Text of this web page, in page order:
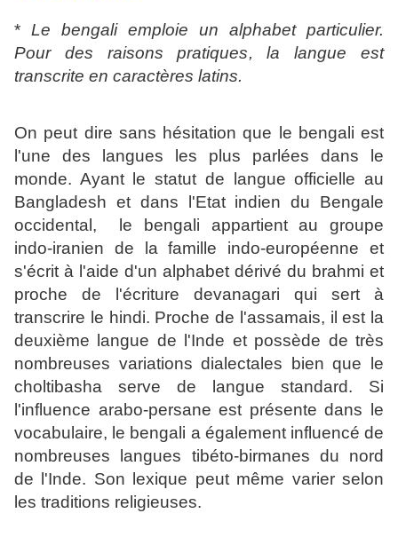
* Le bengali emploie un alphabet particulier.
Pour des raisons pratiques, la langue est
transcrite en caractères latins.
On peut dire sans hésitation que le bengali est
l'une des langues les plus parlées dans le
monde. Ayant le statut de langue officielle au
Bangladesh et dans l'Etat indien du Bengale
occidental, le bengali appartient au groupe
indo-iranien de la famille indo-européenne et
s'écrit à l'aide d'un alphabet dérivé du brahmi et
proche de l'écriture devanagari qui sert à
transcrire le hindi. Proche de l'assamais, il est la
deuxième langue de l'Inde et possède de très
nombreuses variations dialectales bien que le
choltibasha serve de langue standard. Si
l'influence arabo-persane est présente dans le
vocabulaire, le bengali a également influencé de
nombreuses langues tibéto-birmanes du nord
de l'Inde. Son lexique peut même varier selon
les traditions religieuses.